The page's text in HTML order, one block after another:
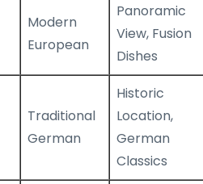
Modern
European
Panoramic
View, Fusion
Dishes
Traditional
German
Historic
Location,
German
Classics